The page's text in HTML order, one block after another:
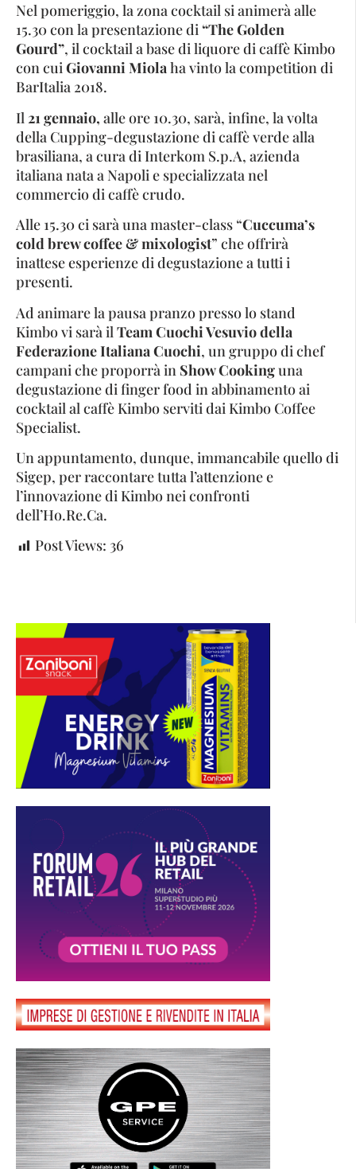
Nel pomeriggio, la zona cocktail si animerà alle
15.30 con la presentazione di“The Golden
Gourd”, il cocktail a base di liquore di caffè Kimbo
con cuiGiovanni Miolaha vinto la competition di
BarItalia 2018.
Il21 gennaio, alle ore 10.30, sarà, infine, la volta
della Cupping-degustazione di caffè verde alla
brasiliana, a cura di Interkom S.p.A, azienda
italiana nata a Napoli e specializzata nel
commercio di caffè crudo.
Alle 15.30 ci sarà una master-class “Cuccuma’s
cold brew coffee & mixologist” che offrirà
inattese esperienze di degustazione a tutti i
presenti.
Ad animare la pausa pranzo presso lo stand
Kimbo vi sarà il Team Cuochi Vesuvio della
Federazione Italiana Cuochi, un gruppo di chef
campani che proporrà in Show Cookinguna
degustazione di finger food in abbinamento ai
cocktail al caffè Kimbo serviti dai Kimbo Coffee
Specialist.
Un appuntamento, dunque, immancabile quello di
Sigep, per raccontare tutta l’attenzione e
l’innovazione di Kimbo nei confronti
dell’Ho.Re.Ca.
Post Views: 36